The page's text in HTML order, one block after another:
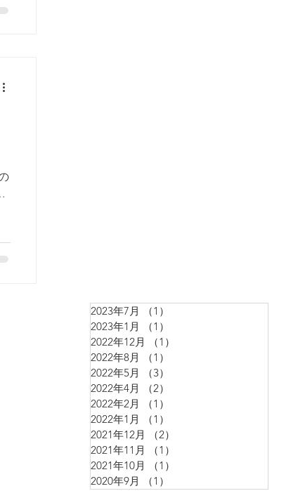
2023年7月 （1）
2023年1月
（1）
2022年12月
（1）
2022年8月
（1）
2022年5月
（3）
2022年4月
（2）
2022年2月
（1）
2022年1月
（1）
2021年12月
（2）
2021年11月
（1）
2021年10月
（1）
2020年9月
（1）